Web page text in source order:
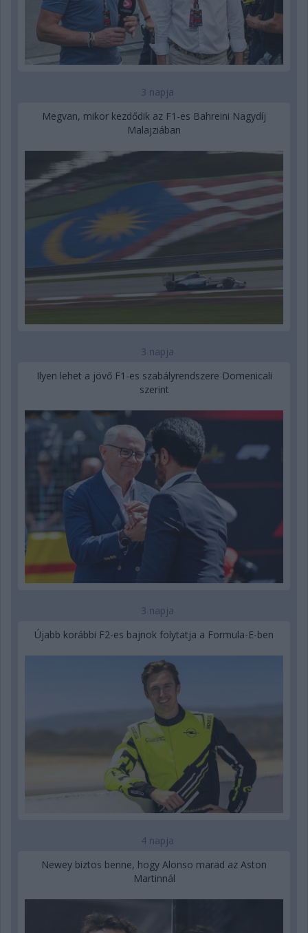
3 napja
Megvan, mikor kezdődik az F1-es Bahreini Nagydíj
Malajziában
3 napja
Ilyen lehet a jövő F1-es szabályrendszere Domenicali
szerint
3 napja
Újabb korábbi F2-es bajnok folytatja a Formula-E-ben
4 napja
Newey biztos benne, hogy Alonso marad az Aston
Martinnál